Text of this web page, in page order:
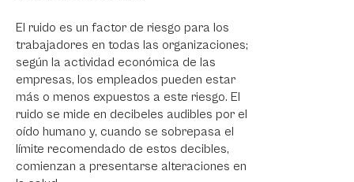
El ruido es un factor de riesgo para los
trabajadores en todas las organizaciones;
según la actividad económica de las
empresas, los empleados pueden estar
más o menos expuestos a este riesgo. El
ruido se mide en decibeles audibles por el
oído humano y, cuando se sobrepasa el
límite recomendado de estos decibles,
comienzan a presentarse alteraciones en